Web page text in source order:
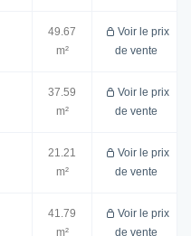
49.67
m²
Voir le prix
de vente
37.59
m²
Voir le prix
de vente
21.21
m²
Voir le prix
de vente
41.79
m²
Voir le prix
de vente